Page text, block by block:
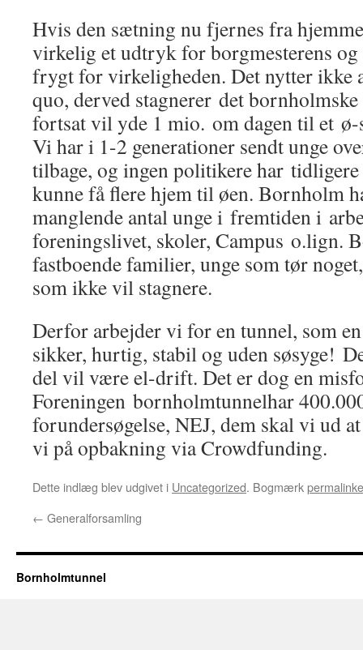
Hvis den sætning nu fjernes fra
virkelig et udtryk for borgmesterens
frygt for virkeligheden. Det nytter ikke
quo, derved stagnerer det
fortsat vil yde 1 mio. om dagen til et
Vi har i 1-2 generationer sendt unge
tilbage, og ingen politikere har
kunne få flere hjem til øen. Bornholm
manglende antal unge i fremtiden i
foreningslivet, skoler, Campus o.lign.
fastboende familier, unge som tør
som ikke vil stagnere.
Derfor arbejder vi for en tunnel, som
sikker, hurtig, stabil og uden søsyge!
del vil være el-drift. Det er dog en
Foreningen bornholmtunnelhar
forundersøgelse, NEJ, dem skal vi ud
vi på opbakning via Crowdfunding.
Dette indlæg blev udgivet i Uncategorized. Bogmærk
← Generalforsamling
Bornholmtunnel